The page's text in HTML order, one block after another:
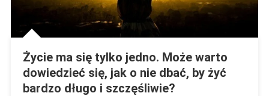
Życie ma się tylko jedno. Może warto
dowiedzieć się, jak o nie dbać, by żyć
bardzo długo i szczęśliwie?